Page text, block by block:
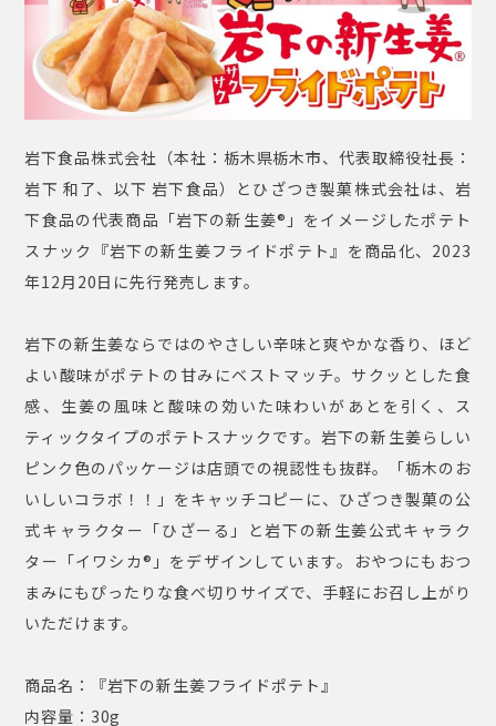
岩下食品株式会社（本社：栃木県栃木市、代表取締役社長：
岩下 和了、以下 岩下食品）とひざつき製菓株式会社は、岩
下食品の代表商品「岩下の新生姜®」をイメージしたポテト
スナック『岩下の新生姜フライドポテト』を商品化、2023
年12月20日に先行発売します。
岩下の新生姜ならではのやさしい辛味と爽やかな香り、ほど
よい酸味がポテトの甘みにベストマッチ。サクッとした食
感、生姜の風味と酸味の効いた味わいがあとを引く、ス
ティックタイプのポテトスナックです。岩下の新生姜らしい
ピンク色のパッケージは店頭での視認性も抜群。「栃木のお
いしいコラボ！！」をキャッチコピーに、ひざつき製菓の公
式キャラクター「ひざーる」と岩下の新生姜公式キャラク
ター「イワシカ®」をデザインしています。おやつにもおつ
まみにもぴったりな食べ切りサイズで、手軽にお召し上がり
いただけます。
商品名：『岩下の新生姜フライドポテト』
内容量：30g